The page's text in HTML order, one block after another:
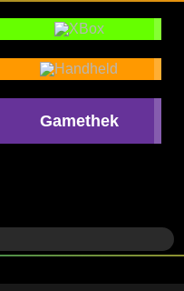
Gamethek